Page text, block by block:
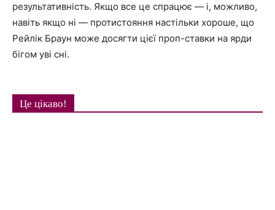
результативність. Якщо все це спрацює — і, можливо,
навіть якщо ні — протистояння настільки хороше, що
Рейлік Браун може досягти цієї проп-ставки на ярди
бігом уві сні.
Це цікаво!